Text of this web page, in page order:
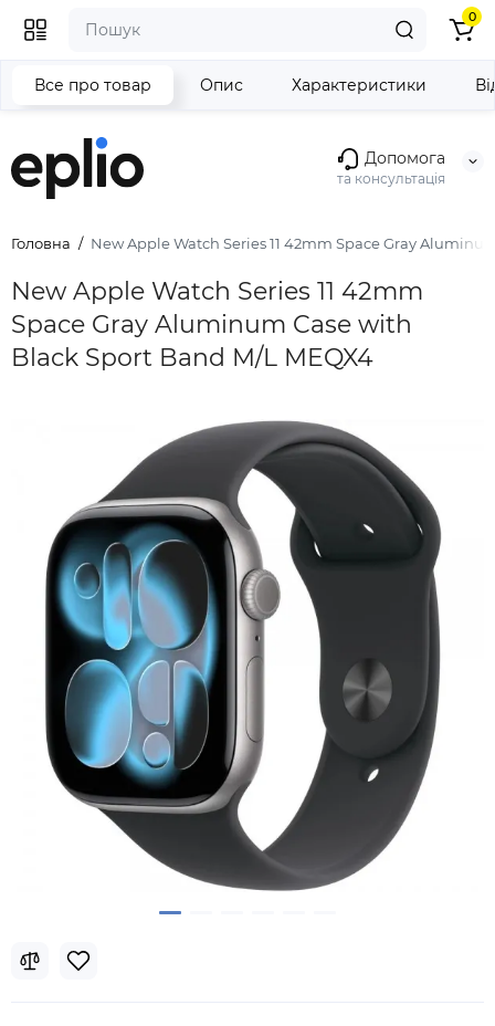
Допомога
та консультація
0
Головна New Apple Watch Series 11 42mm Space Gray
New Apple Watch Series 11 42mm
Space Gray Aluminum Case with
Black Sport Band M/L MEQX4
Все про товар Опис Характеристики